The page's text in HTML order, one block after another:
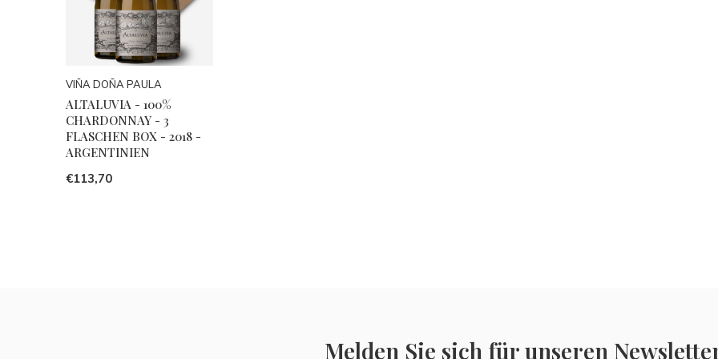
VIÑA DOÑA PAULA
ALTALUVIA - 100%
CHARDONNAY - 3
FLASCHEN BOX - 2018 -
ARGENTINIEN
€113,70
Melden Sie sich für unseren